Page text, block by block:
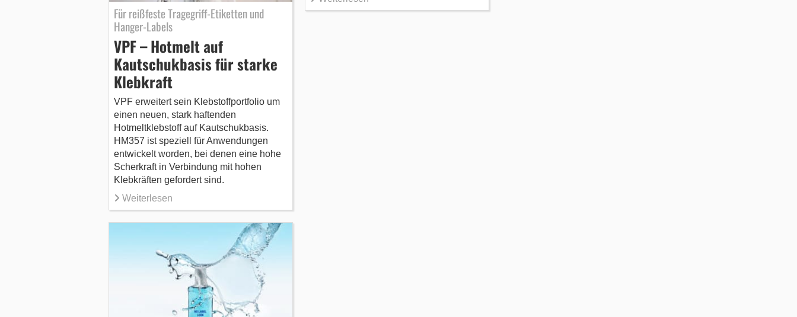
Für reißfeste Tragegriff-Etiketten und
Hanger-Labels
VPF – Hotmelt auf
Kautschukbasis für starke
Klebkraft
VPF erweitert sein Klebstoffportfolio um
einen neuen, stark haftenden
Hotmeltklebstoff auf Kautschukbasis.
HM357 ist speziell für Anwendungen
entwickelt worden, bei denen eine hohe
Scherkraft in Verbindung mit hohen
Klebkräften gefordert sind.
Weiterlesen